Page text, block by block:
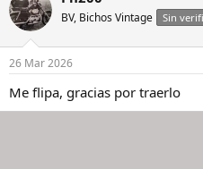
c
c
i
o
n
e
s
BV, Bichos Vintage Sin
26 Mar 2026
Me flipa, gracias por traerlo